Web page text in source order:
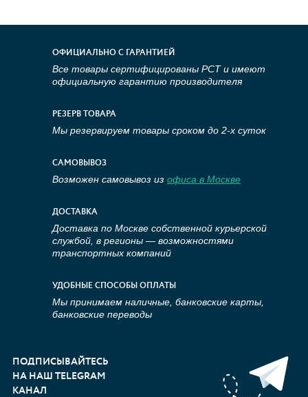
ОФИЦИАЛЬНО С ГАРАНТИЕЙ
Все товары сертифицированы РСТ и имеют
официальную гарантию производителя
РЕЗЕРВ ТОВАРА
Мы резервируем товары сроком до 2-х суток
САМОВЫВОЗ
Возможен самовывоз из офиса в Москве
ДОСТАВКА
Доставка по Москве собственной курьерской
службой, в регионы — возможностями
транспортных компаний
УДОБНЫЕ СПОСОБЫ ОПЛАТЫ
Мы принимаем наличные, банковские карты,
банковские переводы
ПОДПИСЫВАЙТЕСЬ
НА НАШ TELEGRAM
КАНАЛ